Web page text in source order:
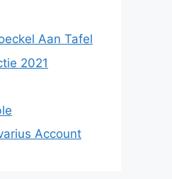
Aan Tafel
2021
Account